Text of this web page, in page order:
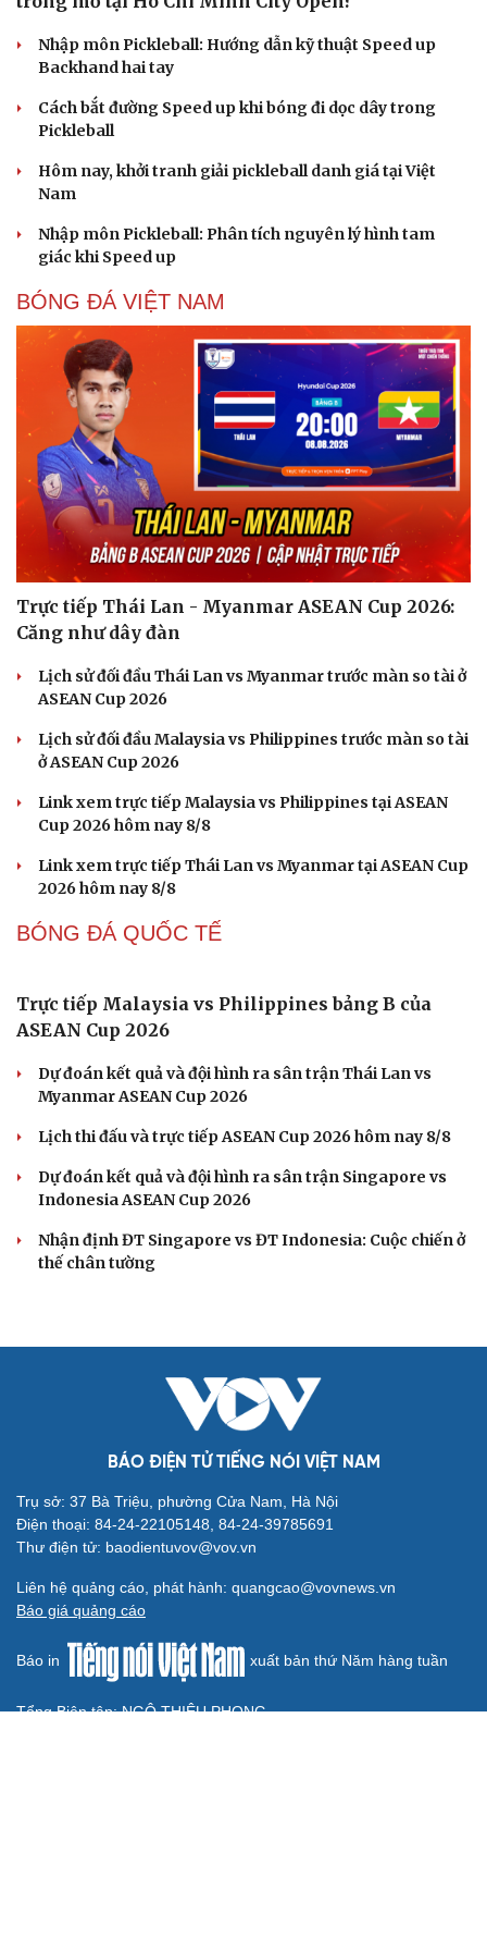
Cải chính
Cuốn sách giúp người bận rộn thoát khỏi vòng
xoáy kiệt sức
"Bẫy bản năng - Trực giác của bạn không đáng tin
Truyện ngắn: Khoảng lặng
Truyện ngắn "Trong đoàn quân"
cuộc sống
PICKLEBALL
Lý Hoàng Nam, Trương Vinh Hiển tạo chung kết
trong mơ tại Ho Chi Minh City Open?
Nhập môn Pickleball: Hướng dẫn kỹ thuật Speed up
Backhand hai tay
Cách bắt đường Speed up khi bóng đi dọc dây trong
Pickleball
Hôm nay, khởi tranh giải pickleball danh giá tại Việt
Nhập môn Pickleball: Phân tích nguyên lý hình tam
BÓNG ĐÁ VIỆT NAM
Trực tiếp Thái Lan - Myanmar ASEAN Cup 2026:
Căng như dây đàn
Lịch sử đối đầu Thái Lan vs Myanmar trước màn so tài ở
ASEAN Cup 2026
Lịch sử đối đầu Malaysia vs Philippines trước màn so tài
ở ASEAN Cup 2026
Link xem trực tiếp Malaysia vs Philippines tại ASEAN
BÓNG ĐÁ QUỐC TẾ
Trực tiếp Malaysia vs Philippines bảng B của
ASEAN Cup 2026
Dự đoán kết quả và đội hình ra sân trận Thái Lan vs
Lịch thi đấu và trực tiếp ASEAN Cup 2026 hôm nay 8/8
Dự đoán kết quả và đội hình ra sân trận Singapore vs
Indonesia ASEAN Cup 2026
Nhận định ĐT Singapore vs ĐT Indonesia: Cuộc chiến ở